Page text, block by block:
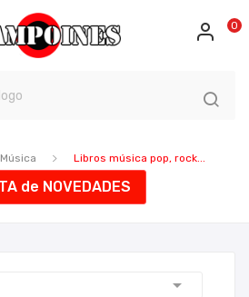
0
Música Libros música pop, rock...
de NOVEDADES
